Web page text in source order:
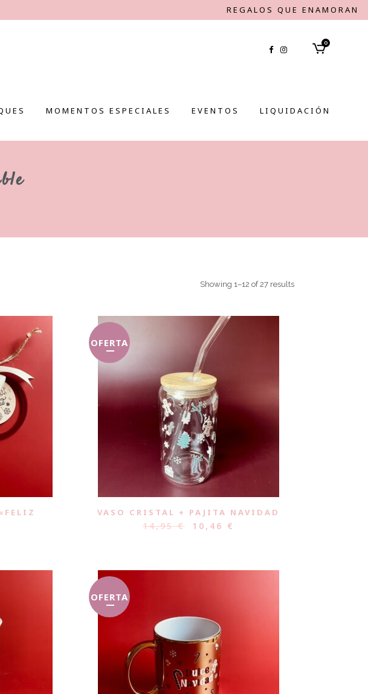
REGALOS QUE ENAMORAN
0
MOMENTOS ESPECIALES EVENTOS LIQUIDACIÓN
Showing 1–12 of 27 results
OFERTA
VASO CRISTAL + PAJITA NAVIDAD
14,95€ 10,46 €
OFERTA